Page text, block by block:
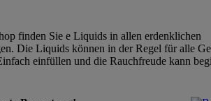
finden Sie e Liquids in allen erdenklichen
Die Liquids können in der Regel für alle
einfüllen und die Rauchfreude kann